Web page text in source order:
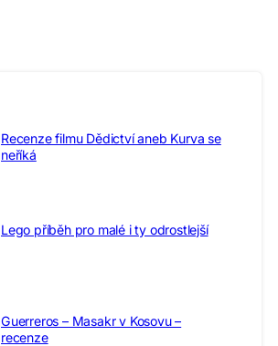
Recenze filmu Dědictví aneb Kurva se
neříká
Lego příběh pro malé i ty odrostlejší
Guerreros – Masakr v Kosovu –
recenze